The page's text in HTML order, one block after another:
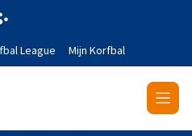
League Mijn Korfbal